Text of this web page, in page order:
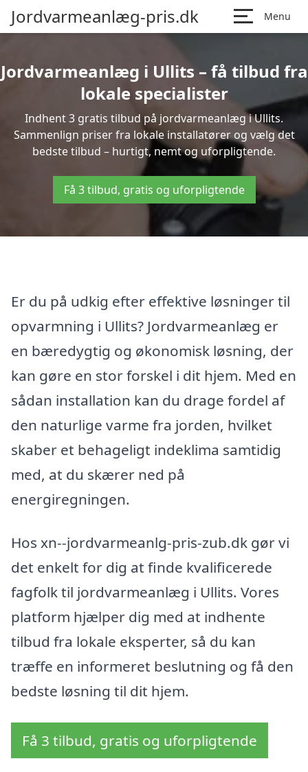
Jordvarmeanlæg-pris.dk Menu
Jordvarmeanlæg i Ullits – få tilbud fra
lokale specialister
Indhent 3 gratis tilbud på jordvarmeanlæg i Ullits.
Sammenlign priser fra lokale installatører og vælg det
bedste tilbud – hurtigt, nemt og uforpligtende.
Få 3 tilbud, gratis og uforpligtende
Er du på udkig efter effektive løsninger til
opvarmning i Ullits? Jordvarmeanlæg er
en bæredygtig og økonomisk løsning, der
kan gøre en stor forskel i dit hjem. Med en
sådan installation kan du drage fordel af
den naturlige varme fra jorden, hvilket
skaber et behageligt indeklima samtidig
med, at du skærer ned på
energiregningen.
Hos xn--jordvarmeanlg-pris-zub.dk gør vi
det enkelt for dig at finde kvalificerede
fagfolk til jordvarmeanlæg i Ullits. Vores
platform hjælper dig med at indhente
tilbud fra lokale eksperter, så du kan
træffe en informeret beslutning og få den
bedste løsning til dit hjem.
Få 3 tilbud, gratis og uforpligtende